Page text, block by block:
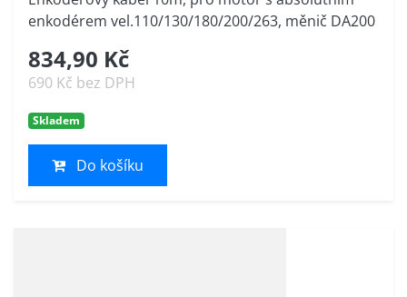
enkodérem vel.110/130/180/200/263, měnič DA200
834,90 Kč
690 Kč bez DPH
Skladem
Do košíku